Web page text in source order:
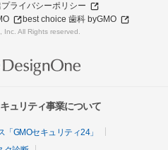
プライバシーポリシー
best choice 歯科 byGMO
All Rights reserved.
ュリティ事業について
GMOセキュリティ24」